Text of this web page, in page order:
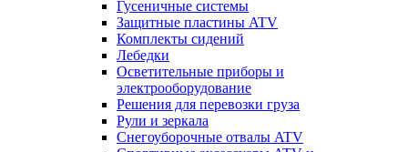
Гусеничные системы
Защитные пластины ATV
Комплекты сидений
Лебедки
Осветительные приборы и
электрооборудование
Решения для перевозки груза
Рули и зеркала
Снегоуборочные отвалы ATV